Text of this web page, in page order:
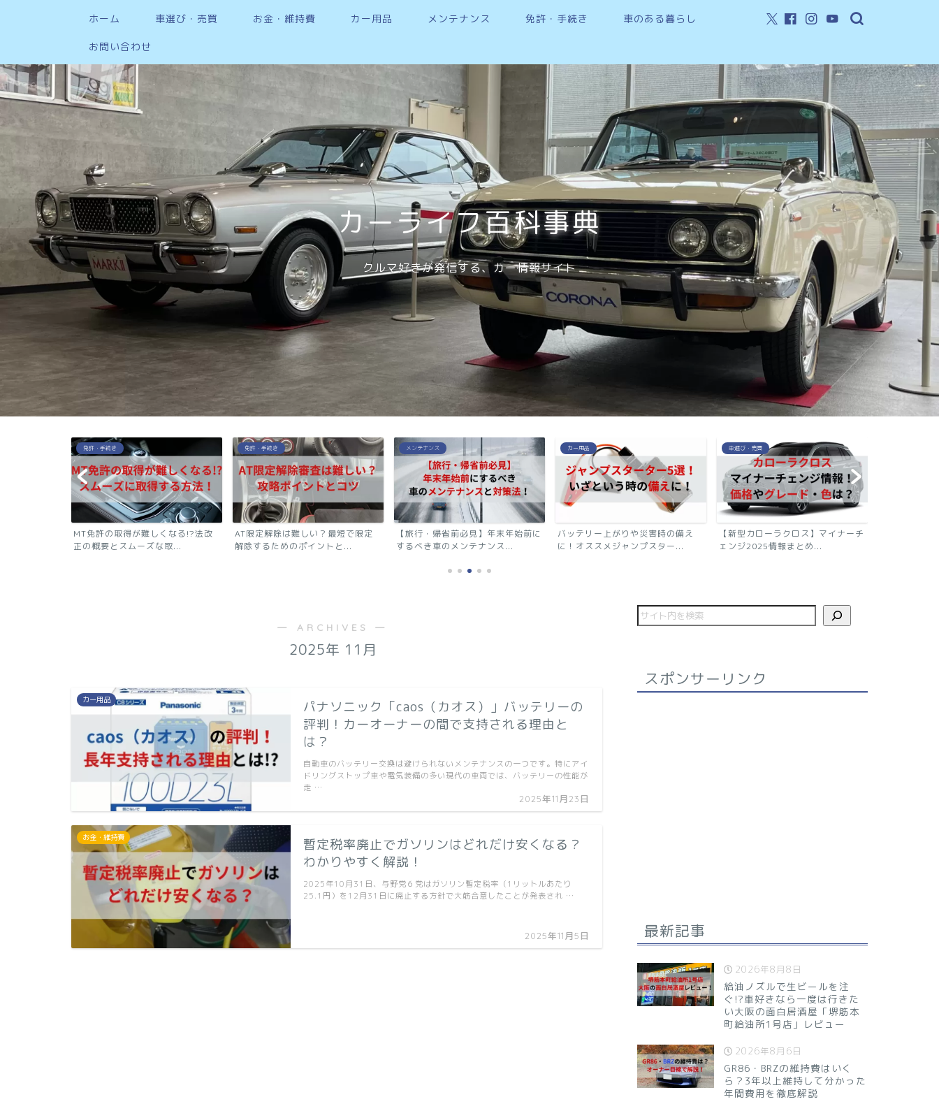
ホーム 車選び・売買 お金・維持費 カー用品 メンテナンス 免許・手続き 車のある暮らし
お問い合わせ
カーライフ百科事典
クルマ好きが発信する、カー情報サイト
免許・手続き
AT限定解除は難しい？最短で限定
解除するためのポイントと...
メンテナンス
【旅行・帰省前必見】年末年始前に
するべき車のメンテナンス...
カー用品
バッテリー上がりや災害時の備え
に！オススメジャンプスター...
車選び・売買
【新型カローラクロス】マイナーチ
ェンジ2025情報まとめ...
免許・手続き
MT免許の取得が難しくなる!?法改
正の概要とスムーズな取...
― ARCHIVES ―
2025年 11月
カー用品
パナソニック「caos（カオス）」バッテリーの
評判！カーオーナーの間で支持される理由と
は？
2025年11月23日
自動車のバッテリー交換は避けられないメンテナンスの一つです。特にアイ
ドリングストップ車や電気装備の多い現代の車両では、バッテリーの性能が
走 …
お金・維持費
暫定税率廃止でガソリンはどれだけ安くなる？
わかりやすく解説！
2025年11月5日
2025年10月31日、与野党６党はガソリン暫定税率（1リットルあたり
25.1円）を12月31日に廃止する方針で大筋合意したことが発表され …
スポンサーリンク
最新記事
2026年8月8日
給油ノズルで生ビールを注
ぐ!?車好きなら一度は行きた
い大阪の面白居酒屋「堺筋本
町給油所1号店」レビュー
2026年8月6日
GR86・BRZの維持費はいく
ら？3年以上維持して分かった
年間費用を徹底解説